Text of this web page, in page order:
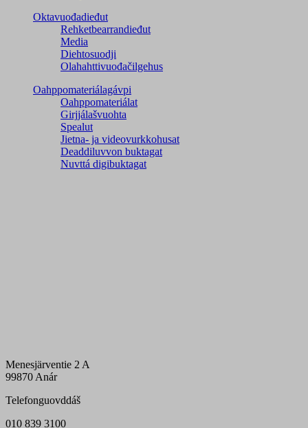
Oktavuođadieđut
Rehketbearrandieđut
Media
Diehtosuodji
Olahahttivuođačilgehus
Oahppomateriálagávpi
Oahppomateriálat
Girjjálašvuohta
Spealut
Jietna- ja videovurkkohusat
Deaddiluvvon buktagat
Nuvttá digibuktagat
Menesjärventie 2 A
99870 Anár
Telefonguovddáš
010 839 3100